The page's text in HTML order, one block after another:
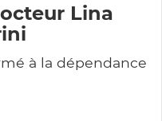
Lina
à la dépendance